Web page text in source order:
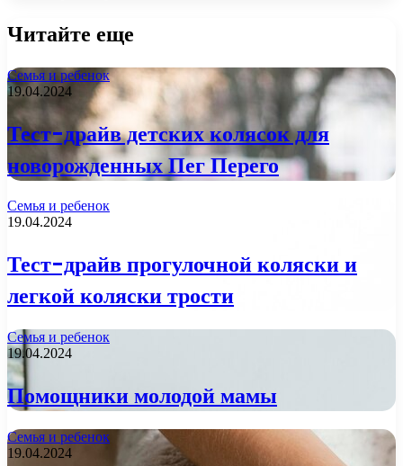
Читайте еще
Семья и ребенок
19.04.2024
Тест-драйв детских колясок для
новорожденных Пег Перего
Семья и ребенок
19.04.2024
Тест-драйв прогулочной коляски и
легкой коляски трости
Семья и ребенок
19.04.2024
Помощники молодой мамы
Семья и ребенок
19.04.2024